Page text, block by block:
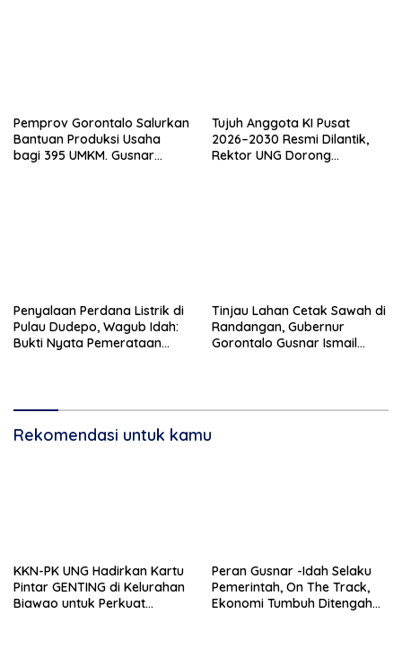
Pemprov Gorontalo Salurkan
Bantuan Produksi Usaha
bagi 395 UMKM. Gusnar
Tujuh Anggota KI Pusat
2026–2030 Resmi Dilantik,
Rektor UNG Dorong
Penyalaan Perdana Listrik di
Pulau Dudepo, Wagub Idah:
Bukti Nyata Pemerataan
Tinjau Lahan Cetak Sawah di
Randangan, Gubernur
Gorontalo Gusnar Ismail
Rekomendasi untuk kamu
KKN-PK UNG Hadirkan Kartu
Pintar GENTING di Kelurahan
Biawao untuk Perkuat
Peran Gusnar -Idah Selaku
Pemerintah, On The Track,
Ekonomi Tumbuh Ditengah